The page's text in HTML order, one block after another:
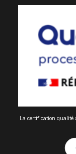
La certification qualité